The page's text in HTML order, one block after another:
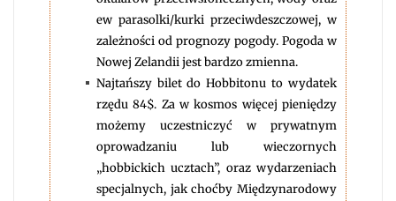
ew parasolki/kurki przeciwdeszczowej, w
zależności od prognozy pogody. Pogoda w
Nowej Zelandii jest bardzo zmienna.
Najtańszy bilet do Hobbitonu to wydatek
rzędu 84$. Za w kosmos więcej pieniędzy
możemy uczestniczyć w prywatnym
oprowadzaniu lub wieczornych
„hobbickich ucztach”, oraz wydarzeniach
specjalnych, jak choćby Międzynarodowy